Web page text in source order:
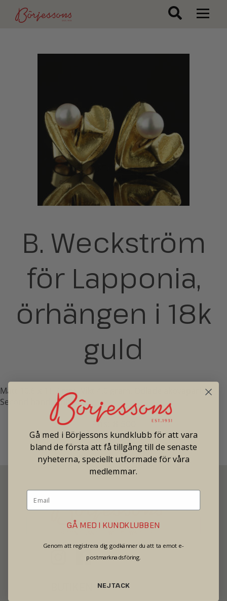
B. Weckström
för Lapponia,
örhängen i 18k
guld
Mått 10,6 x 11,7 mm. Vikt 4,0 gram. Odlade akoyapärlor.
Second hand. Finland.
Pris: 8 500
Gå med i Börjessons kundklubb för att vara
bland de första att få tillgång till de senaste
nyheterna, speciellt utformade för våra
medlemmar.
GÅ MED I KUNDKLUBBEN
Genom att registrera dig godkänner du att ta emot e-
postmarknadsföring.
NEJ TACK